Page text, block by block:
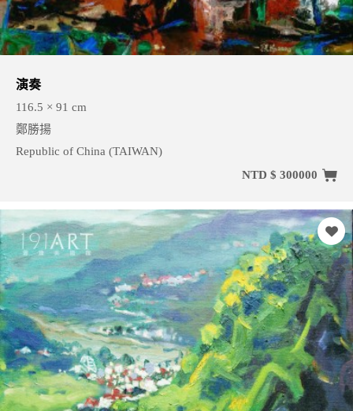
演奏
116.5 × 91 cm
鄭勝揚
Republic of China (TAIWAN)
NTD $ 300000